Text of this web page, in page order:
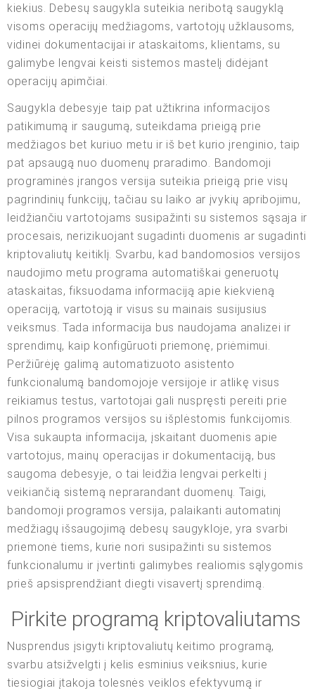
kiekius. Debesų saugykla suteikia neribotą saugyklą
visoms operacijų medžiagoms, vartotojų užklausoms,
vidinei dokumentacijai ir ataskaitoms, klientams, su
galimybe lengvai keisti sistemos mastelį didėjant
operacijų apimčiai.
Saugykla debesyje taip pat užtikrina informacijos
patikimumą ir saugumą, suteikdama prieigą prie
medžiagos bet kuriuo metu ir iš bet kurio įrenginio, taip
pat apsaugą nuo duomenų praradimo. Bandomoji
programinės įrangos versija suteikia prieigą prie visų
pagrindinių funkcijų, tačiau su laiko ar įvykių apribojimu,
leidžiančiu vartotojams susipažinti su sistemos sąsaja ir
procesais, nerizikuojant sugadinti duomenis ar sugadinti
kriptovaliutų keitiklį. Svarbu, kad bandomosios versijos
naudojimo metu programa automatiškai generuotų
ataskaitas, fiksuodama informaciją apie kiekvieną
operaciją, vartotoją ir visus su mainais susijusius
veiksmus. Tada informacija bus naudojama analizei ir
sprendimų, kaip konfigūruoti priemonę, priėmimui.
Peržiūrėję galimą automatizuoto asistento
funkcionalumą bandomojoje versijoje ir atlikę visus
reikiamus testus, vartotojai gali nuspręsti pereiti prie
pilnos programos versijos su išplėstomis funkcijomis.
Visa sukaupta informacija, įskaitant duomenis apie
vartotojus, mainų operacijas ir dokumentaciją, bus
saugoma debesyje, o tai leidžia lengvai perkelti į
veikiančią sistemą neprarandant duomenų. Taigi,
bandomoji programos versija, palaikanti automatinį
medžiagų išsaugojimą debesų saugykloje, yra svarbi
priemonė tiems, kurie nori susipažinti su sistemos
funkcionalumu ir įvertinti galimybes realiomis sąlygomis
prieš apsisprendžiant diegti visavertį sprendimą.
Pirkite programą kriptovaliutams
Nusprendus įsigyti kriptovaliutų keitimo programą,
svarbu atsižvelgti į kelis esminius veiksnius, kurie
tiesiogiai įtakoja tolesnės veiklos efektyvumą ir